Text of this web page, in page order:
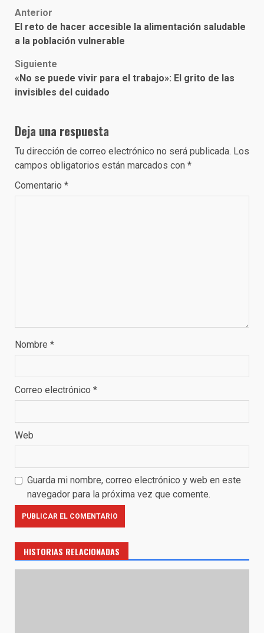
Post
navigation
Anterior
El reto de hacer accesible la alimentación saludable
a la población vulnerable
Siguiente
«No se puede vivir para el trabajo»: El grito de las
invisibles del cuidado
Deja una respuesta
Tu dirección de correo electrónico no será publicada. Los
campos obligatorios están marcados con *
Comentario *
Nombre *
Correo electrónico *
Web
Guarda mi nombre, correo electrónico y web en este
navegador para la próxima vez que comente.
HISTORIAS RELACIONADAS